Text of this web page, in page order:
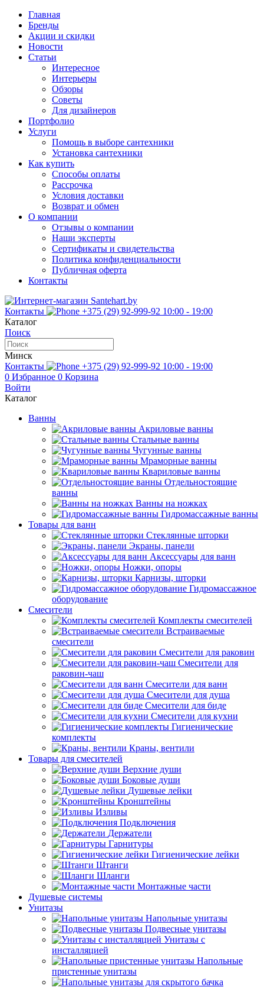
Главная
Бренды
Акции и скидки
Новости
Статьи
Интересное
Интерьеры
Обзоры
Советы
Для дизайнеров
Портфолио
Услуги
Помощь в выборе сантехники
Установка сантехники
Как купить
Способы оплаты
Рассрочка
Условия доставки
Возврат и обмен
О компании
Отзывы о компании
Наши эксперты
Сертификаты и свидетельства
Политика конфиденциальности
Публичная оферта
Контакты
Контакты +375 (29) 92-999-92 10:00 - 19:00
Каталог
Поиск
Минск
Контакты
+375 (29) 92-999-92 10:00 - 19:00
0 Избранное 0 Корзина
Войти
Каталог
Ванны
Акриловые ванны
Стальные ванны
Чугунные ванны
Мраморные ванны
Квариловые ванны
Отдельностоящие
ванны
Ванны на ножках
Гидромассажные ванны
Товары для ванн
Стеклянные шторки
Экраны, панели
Аксессуары для ванн
Ножки, опоры
Карнизы, шторки
Гидромассажное
оборудование
Смесители
Комплекты смесителей
Встраиваемые
смесители
Смесители для раковин
Смесители для
раковин-чаш
Смесители для ванн
Смесители для душа
Смесители для биде
Смесители для кухни
Гигиенические
комплекты
Краны, вентили
Товары для смесителей
Верхние души
Боковые души
Душевые лейки
Кронштейны
Изливы
Подключения
Держатели
Гарнитуры
Гигиенические лейки
Штанги
Шланги
Монтажные части
Душевые системы
Унитазы
Напольные унитазы
Подвесные унитазы
Унитазы с
инсталляцией
Напольные
пристенные унитазы